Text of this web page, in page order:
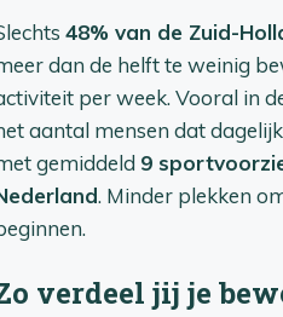
48% van de Zuid-
dan de helft te weinig
per week. Vooral in
aantal mensen dat
gemiddeld 9
. Minder plekken
verdeel jij je